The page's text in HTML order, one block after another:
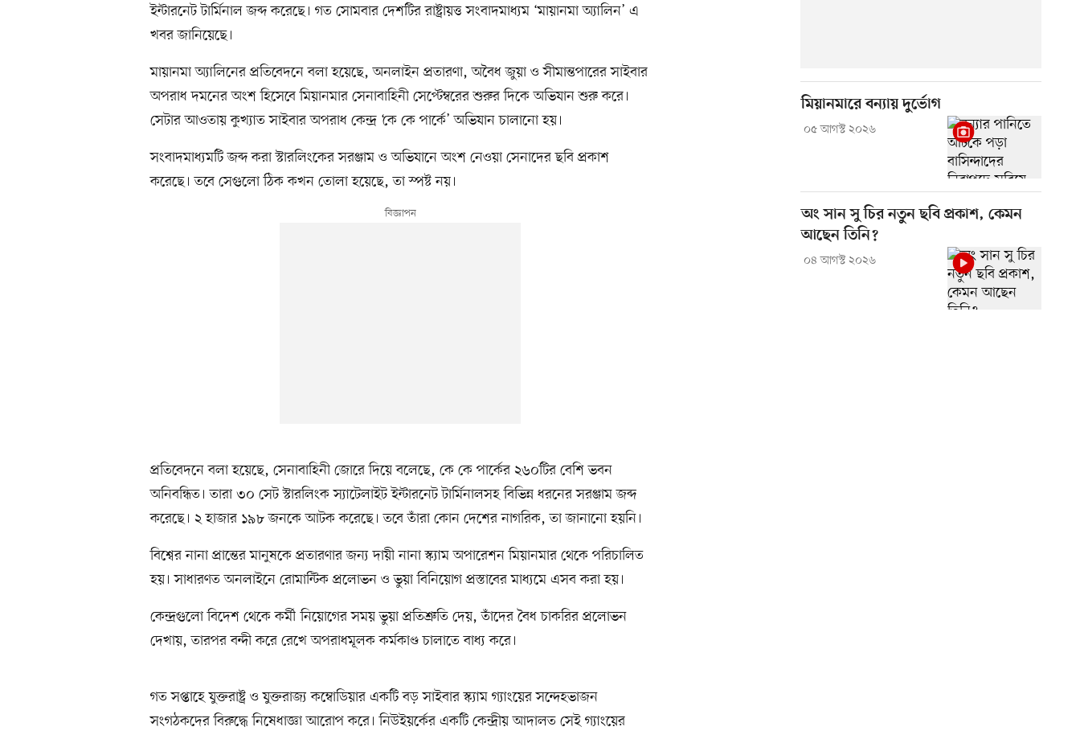
ইন্টারনেট টার্মিনাল জব্দ করেছে। গত সোমবার দেশটির রাষ্ট্রায়ত্ত সংবাদমাধ্যম ‘মায়ানমা অ্যালিন’ এ
খবর জানিয়েছে।
মায়ানমা অ্যালিনের প্রতিবেদনে বলা হয়েছে, অনলাইন প্রতারণা, অবৈধ জুয়া ও সীমান্তপারের সাইবার
অপরাধ দমনের অংশ হিসেবে মিয়ানমার সেনাবাহিনী সেপ্টেম্বরের শুরুর দিকে অভিযান শুরু করে।
সেটার আওতায় কুখ্যাত সাইবার অপরাধ কেন্দ্র ‘কে কে পার্কে’ অভিযান চালানো হয়।
সংবাদমাধ্যমটি জব্দ করা স্টারলিংকের সরঞ্জাম ও অভিযানে অংশ নেওয়া সেনাদের ছবি প্রকাশ
করেছে। তবে সেগুলো ঠিক কখন তোলা হয়েছে, তা স্পষ্ট নয়।
প্রতিবেদনে বলা হয়েছে, সেনাবাহিনী জোরে দিয়ে বলেছে, কে কে পার্কের ২৬০টির বেশি ভবন
অনিবন্ধিত। তারা ৩০ সেট স্টারলিংক স্যাটেলাইট ইন্টারনেট টার্মিনালসহ বিভিন্ন ধরনের সরঞ্জাম জব্দ
করেছে। ২ হাজার ১৯৮ জনকে আটক করেছে। তবে তাঁরা কোন দেশের নাগরিক, তা জানানো হয়নি।
বিশ্বের নানা প্রান্তের মানুষকে প্রতারণার জন্য দায়ী নানা স্ক্যাম অপারেশন মিয়ানমার থেকে পরিচালিত
হয়। সাধারণত অনলাইনে রোমান্টিক প্রলোভন ও ভুয়া বিনিয়োগ প্রস্তাবের মাধ্যমে এসব করা হয়।
কেন্দ্রগুলো বিদেশ থেকে কর্মী নিয়োগের সময় ভুয়া প্রতিশ্রুতি দেয়, তাঁদের বৈধ চাকরির প্রলোভন
দেখায়, তারপর বন্দী করে রেখে অপরাধমূলক কর্মকাণ্ড চালাতে বাধ্য করে।
গত সপ্তাহে যুক্তরাষ্ট্র ও যুক্তরাজ্য কম্বোডিয়ার একটি বড় সাইবার স্ক্যাম গ্যাংয়ের সন্দেহভাজন
সংগঠকদের বিরুদ্ধে নিষেধাজ্ঞা আরোপ করে। নিউইয়র্কের একটি কেন্দ্রীয় আদালত সেই গ্যাংয়ের
মিয়ানমারে বন্যায় দুর্ভোগ
০৫ আগস্ট ২০২৬
অং সান সু চির নতুন ছবি প্রকাশ, কেমন
আছেন তিনি?
০৪ আগস্ট ২০২৬